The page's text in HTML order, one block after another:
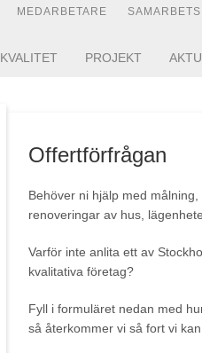
MEDARBETARE
KVALITET PROJEKT
Offertförfrågan
Behöver ni hjälp med
renoveringar av hus,
Varför inte anlita ett av
kvalitativa företag?
Fyll i formuläret nedan med
så återkommer vi så fort vi kan.